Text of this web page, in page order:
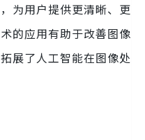
为用户提供更清晰、更
的应用有助于改善图像
展了人工智能在图像处